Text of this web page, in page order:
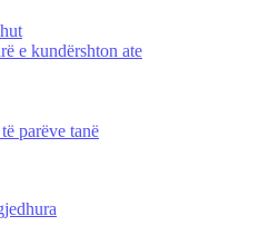
e kundërshton ate
parëve tanë